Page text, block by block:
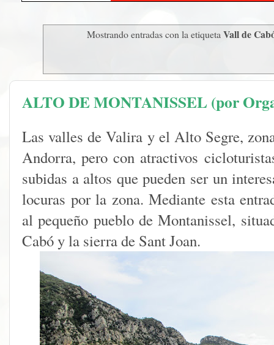
Mostrando entradas con la etiqueta Vall de
ALTO DE MONTANISSEL (por
Las valles de Valira y el Alto Segre,
Andorra, pero con atractivos
subidas a altos que pueden ser un
locuras por la zona. Mediante esta
al pequeño pueblo de Montanissel,
Cabó y la sierra de Sant Joan.